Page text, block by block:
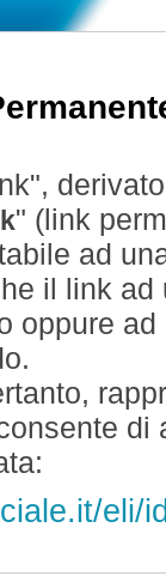
" (link
ad
il link
oppure
eli/